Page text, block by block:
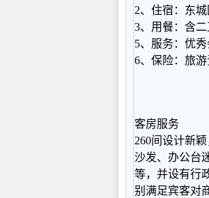
2、住宿：东城
3、用餐：含二
5、服务：优
6、保险：旅游
客房服务
260间设计新
沙发、办公台
等，并设有行
别满足宾客对